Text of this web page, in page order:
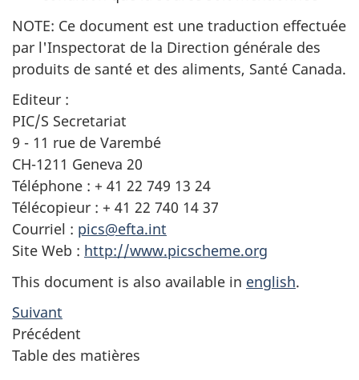
NOTE: Ce document est une traduction effectuée
par l'Inspectorat de la Direction générale des
produits de santé et des aliments, Santé Canada.
Editeur :
PIC/S Secretariat
9 - 11 rue de Varembé
CH-1211 Geneva 20
Téléphone : + 41 22 749 13 24
Télécopieur : + 41 22 740 14 37
Courriel : pics@efta.int
Site Web : http://www.picscheme.org
This document is also available in english.
Suivant
Précédent
Table des matières